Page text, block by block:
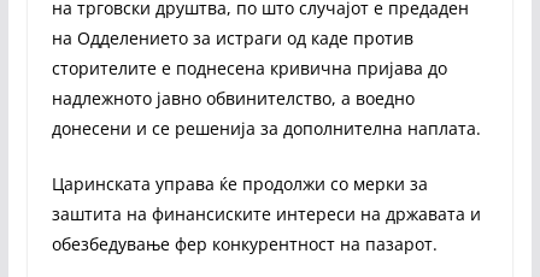
на трговски друштва, по што случајот е предаден
на Одделението за истраги од каде против
сторителите е поднесена кривична пријава до
надлежното јавно обвинителство, а воедно
донесени и се решенија за дополнителна наплата.
Царинската управа ќе продолжи со мерки за
заштита на финансиските интереси на државата и
обезбедување фер конкурентност на пазарот.